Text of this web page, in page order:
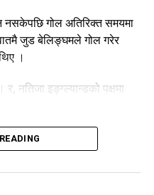
नसकेपछि गोल अतिरिक्त समयमा
जुड बेलिङ्घमले गोल गरेर
।
नतिजा इङ्ग्ल्यान्डको पक्षमा
खेलको विजेता
।